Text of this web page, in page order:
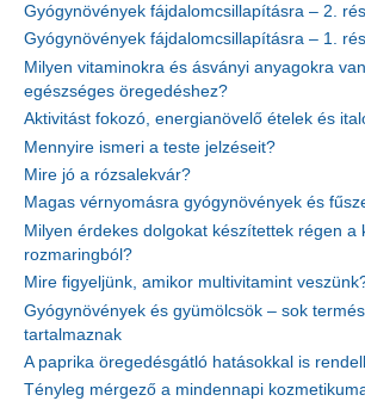
Gyógynövények fájdalomcsillapításra – 2.
Gyógynövények fájdalomcsillapításra – 1.
Milyen vitaminokra és ásványi anyagokra
egészséges öregedéshez?
Aktivitást fokozó, energianövelő ételek és
Mennyire ismeri a teste jelzéseit?
Mire jó a rózsalekvár?
Magas vérnyomásra gyógynövények és
Milyen érdekes dolgokat készítettek régen a
rozmaringból?
Mire figyeljünk, amikor multivitamint
Gyógynövények és gyümölcsök – sok
tartalmaznak
A paprika öregedésgátló hatásokkal is
Tényleg mérgező a mindennapi